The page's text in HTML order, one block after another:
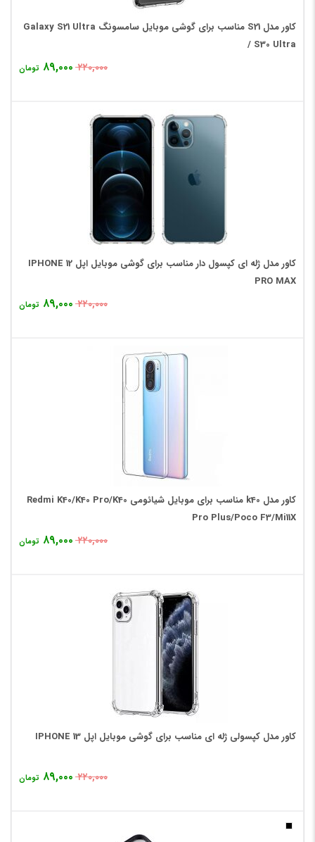
کاور مدل S21 مناسب برای گوشی موبایل سامسونگ Galaxy S21 Ultra
/ S30 Ultra
۲۲۰,۰۰۰ ۸۹,۰۰۰ تومان
کاور مدل ژله ای کپسول دار مناسب برای گوشی موبایل اپل IPHONE 12
PRO MAX
۲۲۰,۰۰۰ ۸۹,۰۰۰ تومان
کاور مدل k40 مناسب برای موبایل شیائومی Redmi K40/K40 Pro/K40
Pro Plus/Poco F3/Mi11X
۲۲۰,۰۰۰ ۸۹,۰۰۰ تومان
کاور مدل کپسولی ژله ای مناسب برای گوشی موبایل اپل IPHONE 13
۲۲۰,۰۰۰ ۸۹,۰۰۰ تومان